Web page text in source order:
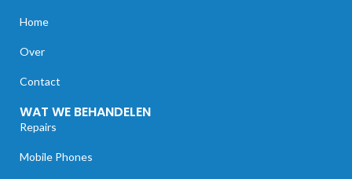
Home
Over
Contact
WAT WE BEHANDELEN
Repairs
Mobile Phones